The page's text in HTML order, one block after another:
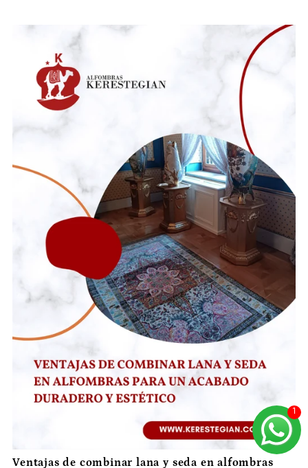
Ventajas de combinar lana y seda en alfombras